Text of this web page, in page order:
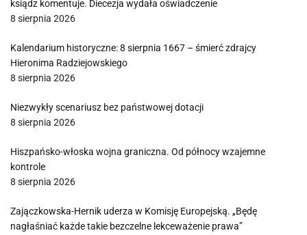
ksiądz komentuje. Diecezja wydała oświadczenie
8 sierpnia 2026
Kalendarium historyczne: 8 sierpnia 1667 – śmierć zdrajcy
Hieronima Radziejowskiego
8 sierpnia 2026
Niezwykły scenariusz bez państwowej dotacji
8 sierpnia 2026
Hiszpańsko-włoska wojna graniczna. Od północy wzajemne
kontrole
8 sierpnia 2026
Zajączkowska-Hernik uderza w Komisję Europejską. „Będę
nagłaśniać każde takie bezczelne lekceważenie prawa”